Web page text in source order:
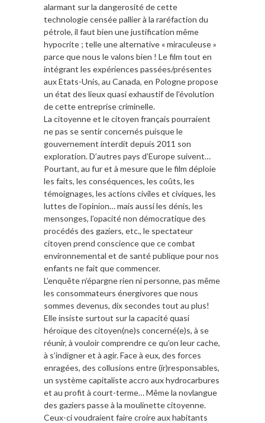
alarmant sur la dangerosité de cette
technologie censée pallier à la raréfaction du
pétrole, il faut bien une justification même
hypocrite ; telle une alternative « miraculeuse »
parce que nous le valons bien ! Le film tout en
intégrant les expériences passées/présentes
aux Etats-Unis, au Canada, en Pologne propose
un état des lieux quasi exhaustif de l’évolution
de cette entreprise criminelle.
La citoyenne et le citoyen français pourraient
ne pas se sentir concernés puisque le
gouvernement interdit depuis 2011 son
exploration. D’autres pays d’Europe suivent…
Pourtant, au fur et à mesure que le film déploie
les faits, les conséquences, les coûts, les
témoignages, les actions civiles et civiques, les
luttes de l’opinion… mais aussi les dénis, les
mensonges, l’opacité non démocratique des
procédés des gaziers, etc., le spectateur
citoyen prend conscience que ce combat
environnemental et de santé publique pour nos
enfants ne fait que commencer.
L’enquête n’épargne rien ni personne, pas même
les consommateurs énergivores que nous
sommes devenus, dix secondes tout au plus!
Elle insiste surtout sur la capacité quasi
héroïque des citoyen(ne)s concerné(e)s, à se
réunir, à vouloir comprendre ce qu’on leur cache,
à s’indigner et à agir. Face à eux, des forces
enragées, des collusions entre (ir)responsables,
un système capitaliste accro aux hydrocarbures
et au profit à court-terme… Même la novlangue
des gaziers passe à la moulinette citoyenne.
Ceux-ci voudraient faire croire aux habitants